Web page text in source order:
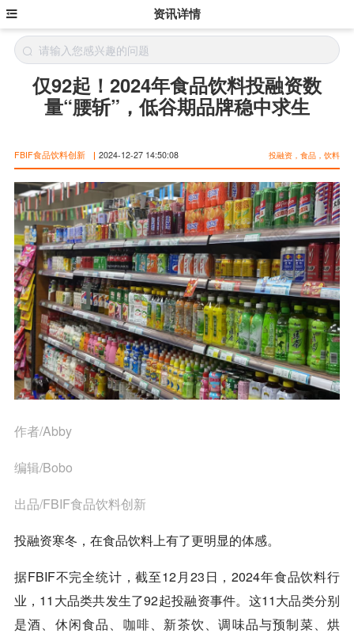
资讯详情
仅92起！2024年食品饮料投融资数
量“腰斩”，低谷期品牌稳中求生
FBIF食品饮料创新 | 2024-12-27 14:50:08 投融资，食品，饮料
作者/Abby
编辑/Bobo
出品/FBIF食品饮料创新
投融资寒冬，在食品饮料上有了更明显的体感。
据FBIF不完全统计，截至12月23日，2024年食品饮料行
业，11大品类共发生了92起投融资事件。这11大品类分别
是酒、休闲食品、 咖啡 、新茶饮、调味品与预制菜、烘